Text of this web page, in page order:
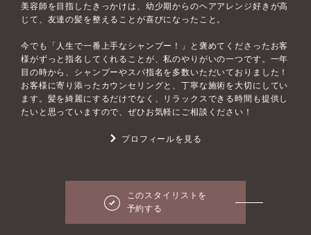
美容師を目指したきっかけは、幼少期からのヘアアレンジ好きが高
じて、友達の髪を整えることが喜びになったこと。
今でも「人生で一番上手なシャンプー！」と褒めてくださったお客
様がずっと指名してくれることが、私のやりがいの一つです。一年
目の時から、シャンプーやスパ指名を多数いただいておりました！
お客様に寄り添ったカウンセリングと、丁寧な施術を大切にしてい
ます。髪を綺麗にするだけでなく、リラックスできる時間も提供し
たいと思っていますので、ぜひお気軽にご相談ください！
プロフィールを見る
このスタイリストを
予約する